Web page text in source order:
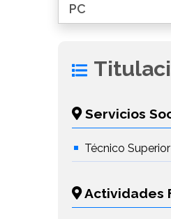
PC
Servicios
Técnico
Actividades